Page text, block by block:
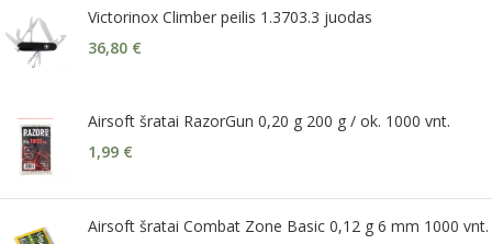
Victorinox Climber peilis 1.3703.3 juodas
36,80 €
Airsoft šratai RazorGun 0,20 g 200 g / ok. 1000 vnt.
1,99 €
Airsoft šratai Combat Zone Basic 0,12 g 6 mm 1000 vnt.